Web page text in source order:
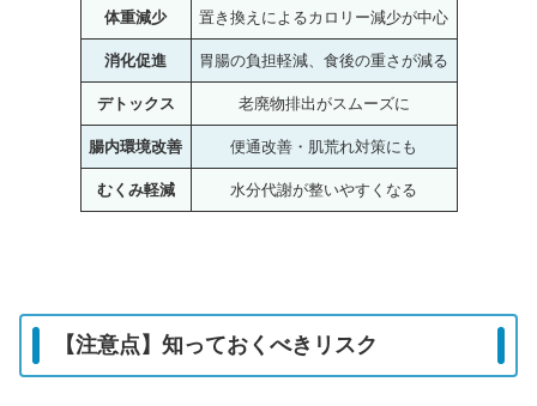
体重減少 置き換えによるカロリー減少が中心
消化促進 胃腸の負担軽減、食後の重さが減る
デトックス 老廃物排出がスムーズに
腸内環境改善 便通改善・肌荒れ対策にも
むくみ軽減 水分代謝が整いやすくなる
【注意点】知っておくべきリスク